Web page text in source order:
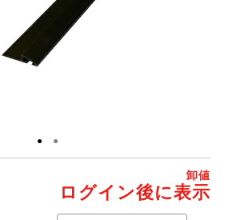
● ●
卸値
ログイン後に表示